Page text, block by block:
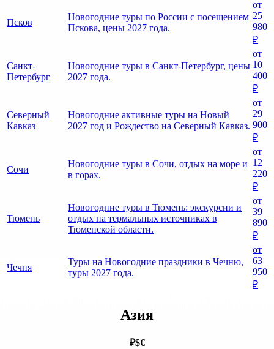
Псков
Новогодние туры по России с посещением
Пскова, цены 2027 года.
от
25
980
₽
Санкт-
Петербург
Новогодние туры в Санкт-Петербург, цены
2027 года.
от
10
400
₽
Северный
Кавказ
Новогодние активные туры на Новый
2027 год и Рождество на Северный Кавказ.
от
29
900
₽
Сочи
Новогодние туры в Сочи, отдых на море и
в горах.
от
12
220
₽
Тюмень
Новогодние туры в Тюмень: экскурсии и
отдых на термальных источниках в
Тюменской области.
от
39
890
₽
Чечня
Туры на Новогодние праздники в Чечню,
туры 2027 года.
от
63
950
₽
Азия
₽$€